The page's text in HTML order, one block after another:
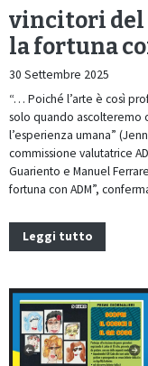
vincitori del
la fortuna
30 Settembre 2025
“… Poiché l’arte è così
solo quando ascolteremo
l’esperienza umana”
commissione valutatrice
Guariento e Manuel
fortuna con ADM”,
Leggi tutto